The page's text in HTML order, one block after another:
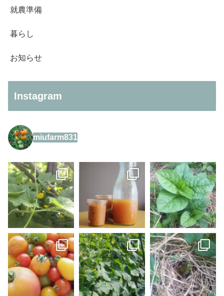
就農準備
暮らし
お知らせ
Instagram
miufarm831